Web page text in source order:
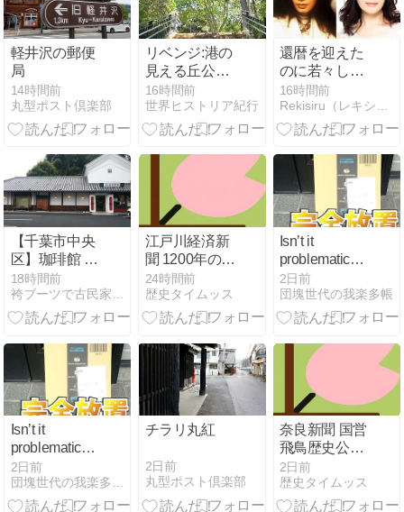
ー悪魔大戦く
る？」と視聴
者騒然
軽井沢の郵便
局
14時間前
丸型ポスト倶楽部
リベンジ:港の
見える丘公園
[ラスト]☆横浜
with次女2026
夏⑦
16時間前
世界ヒストリア紀行
還暦を迎えた
のに若々しく
見える芸能人
TOP30
16時間前
【千葉市中央
区】珈琲館 蔵
おゆみ野店
【蔵造り風の
カフェ】
18時間前
江戸川経済新
聞 1200年の歴
史を持つ證大
寺
24時間前
歴史タイムッス
Isn’t it
problematic
that Amazon
has “leave at
door” as the
2日前
団塊世代の我楽多帳
Isn’t it
problematic
that Amazon
has “leave at
door” as the
2日前
チラリ丸紅
2日前
丸型ポスト倶楽部
奈良新聞 国営
飛鳥歴史公園
「祝 世界遺産
登録 女帝コー
ヒーと四神ソ
2日前
歴史タイムッス